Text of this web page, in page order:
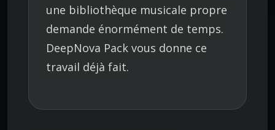
une bibliothèque musicale propre
demande énormément de temps.
DeepNova Pack vous donne ce
travail déjà fait.